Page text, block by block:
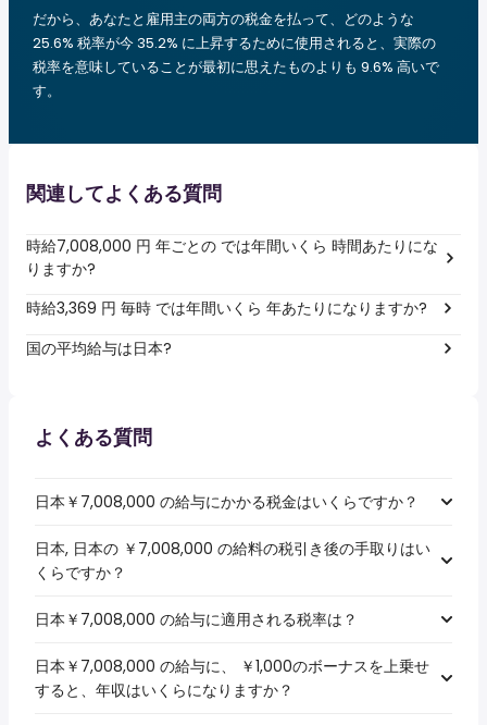
だから、あなたと雇用主の両方の税金を払って、どのような
25.6% 税率が今 35.2% に上昇するために使用されると、実際の
税率を意味していることが最初に思えたものよりも 9.6% 高いで
す。
関連してよくある質問
時給7,008,000 円 年ごとの では年間いくら 時間あたりにな
りますか?
時給3,369 円 毎時 では年間いくら 年あたりになりますか?
国の平均給与は日本?
よくある質問
日本￥7,008,000 の給与にかかる税金はいくらですか？
日本, 日本の ￥7,008,000 の給料の税引き後の手取りはい
くらですか？
日本￥7,008,000 の給与に適用される税率は？
日本￥7,008,000 の給与に、 ￥1,000のボーナスを上乗せ
すると、年収はいくらになりますか？